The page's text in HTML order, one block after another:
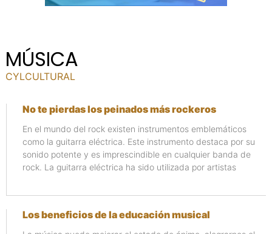
MÚSICA
CYLCULTURAL
No te pierdas los peinados más rockeros
En el mundo del rock existen instrumentos emblemáticos
como la guitarra eléctrica. Este instrumento destaca por su
sonido potente y es imprescindible en cualquier banda de
rock. La guitarra eléctrica ha sido utilizada por artistas
Los beneficios de la educación musical